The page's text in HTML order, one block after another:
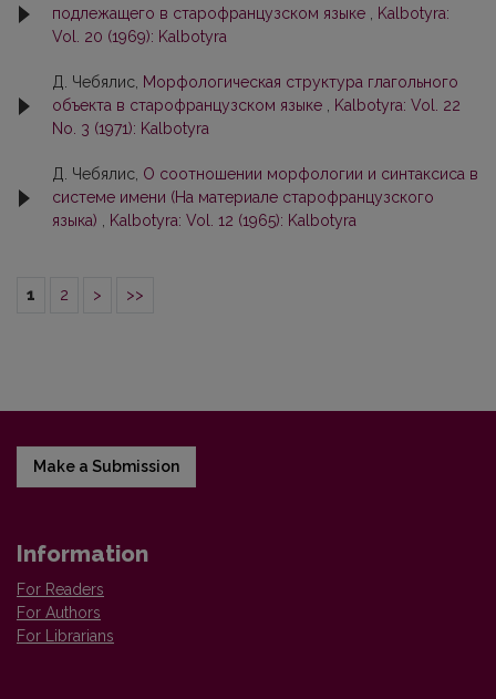
подлежащего в старофранцузском языке
Kalbotyra:
Vol. 20 (1969): Kalbotyra
Д. Чебялис, Морфологическая структура глагольного
объекта в старофранцузском языке
Kalbotyra: Vol. 22
No. 3 (1971): Kalbotyra
Д. Чебялис, О соотношении морфологии и синтаксиса в
системе имени (На материале старофранцузского
языка)
Kalbotyra: Vol. 12 (1965): Kalbotyra
1 2 > >>
Make a Submission
Information
For Readers
For Authors
For Librarians